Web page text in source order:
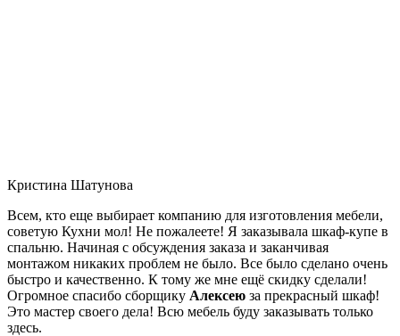
Кристина Шатунова
Всем, кто еще выбирает компанию для изготовления мебели,
советую Кухни мол! Не пожалеете! Я заказывала шкаф-купе в
спальню. Начиная с обсуждения заказа и заканчивая
монтажом никаких проблем не было. Все было сделано очень
быстро и качественно. К тому же мне ещё скидку сделали!
Огромное спасибо сборщику Алексею за прекрасный шкаф!
Это мастер своего дела! Всю мебель буду заказывать только
здесь.